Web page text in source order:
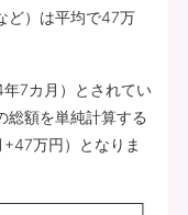
ど）は平均で47万
7カ月）とされてい
総額を単純計算する
万円）となりま